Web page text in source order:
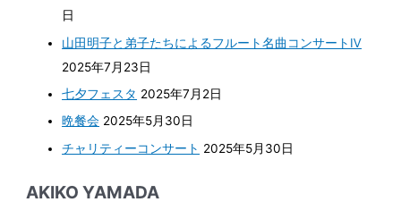
日
山田明子と弟子たちによるフルート名曲コンサートⅣ
2025年7月23日
七夕フェスタ 2025年7月2日
晩餐会 2025年5月30日
チャリティーコンサート 2025年5月30日
AKIKO YAMADA